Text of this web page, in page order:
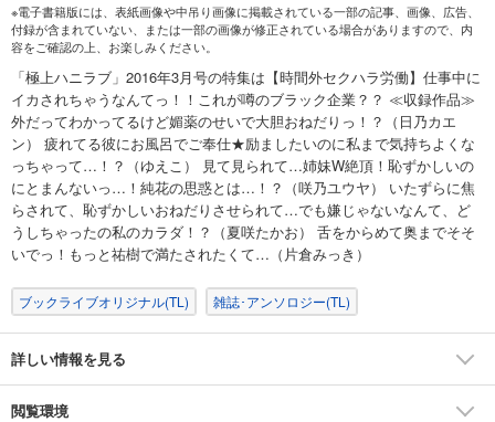
※電子書籍版には、表紙画像や中吊り画像に掲載されている一部の記事、画像、広告、
付録が含まれていない、または一部の画像が修正されている場合がありますので、内
容をご確認の上、お楽しみください。
「極上ハニラブ」2016年3月号の特集は【時間外セクハラ労働】仕事中に
イカされちゃうなんてっ！！これが噂のブラック企業？？ ≪収録作品≫
外だってわかってるけど媚薬のせいで大胆おねだりっ！？（日乃カエ
ン） 疲れてる彼にお風呂でご奉仕★励ましたいのに私まで気持ちよくな
っちゃって…！？（ゆえこ） 見て見られて…姉妹W絶頂！恥ずかしいの
にとまんないっ…！純花の思惑とは…！？（咲乃ユウヤ） いたずらに焦
らされて、恥ずかしいおねだりさせられて…でも嫌じゃないなんて、ど
うしちゃったの私のカラダ！？（夏咲たかお） 舌をからめて奥までそそ
いでっ！もっと祐樹で満たされたくて…（片倉みっき）
ブックライブオリジナル(TL) 雑誌･アンソロジー(TL)
詳しい情報を見る
閲覧環境